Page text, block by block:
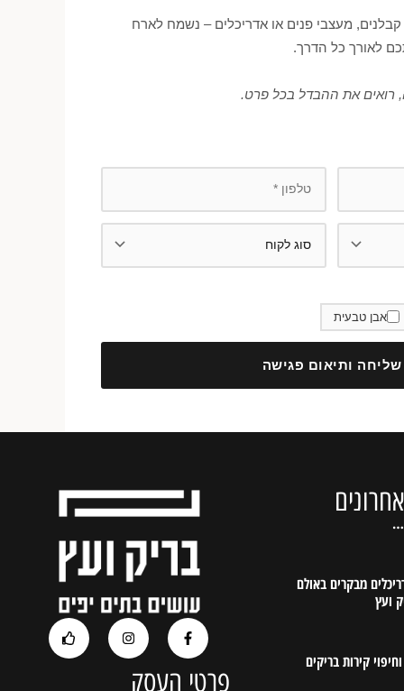
מעצבי פנים או אדריכלים – נשמח לארח
לאורך כל הדרך.
רואים את ההבדל בכל פרט.
אבן טבעית
שליחה ותיאום פגישה
מבקרים באולם
ועץ
קירות בריקים
פרטי העסק